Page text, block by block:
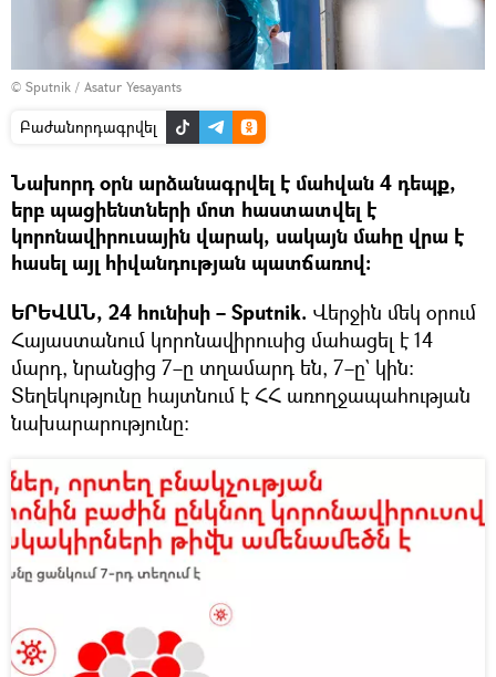
© Sputnik / Asatur Yesayants
Բաժանորդագրվել
Նախորդ օրն արձանագրվել է մահվան 4 դեպք,
երբ պացիենտների մոտ հաստատվել է
կորոնավիրուսային վարակ, սակայն մահը վրա է
հասել այլ հիվանդության պատճառով:
ԵՐԵՎԱՆ, 24 հունիսի – Sputnik. Վերջին մեկ օրում
Հայաստանում կորոնավիրուսից մահացել է 14
մարդ, նրանցից 7–ը տղամարդ են, 7–ը` կին։
Տեղեկությունը հայտնում է ՀՀ առողջապահության
նախարարությունը։